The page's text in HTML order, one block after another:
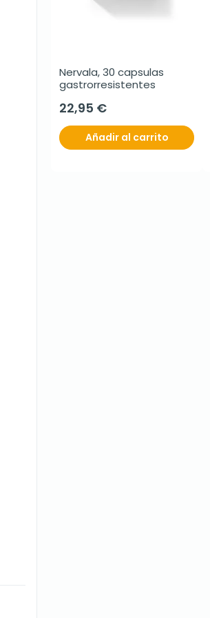
Nervala, 30 capsulas
gastrorresistentes
22,95 €
Añadir al carrito